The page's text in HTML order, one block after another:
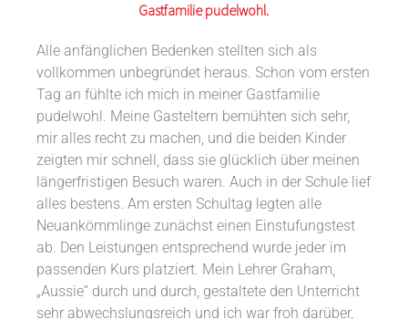
Gastfamilie pudelwohl.
Alle anfänglichen Bedenken stellten sich als
vollkommen unbegründet heraus. Schon vom ersten
Tag an fühlte ich mich in meiner Gastfamilie
pudelwohl. Meine Gasteltern bemühten sich sehr,
mir alles recht zu machen, und die beiden Kinder
zeigten mir schnell, dass sie glücklich über meinen
längerfristigen Besuch waren. Auch in der Schule lief
alles bestens. Am ersten Schultag legten alle
Neuankömmlinge zunächst einen Einstufungstest
ab. Den Leistungen entsprechend wurde jeder im
passenden Kurs platziert. Mein Lehrer Graham,
„Aussie“ durch und durch, gestaltete den Unterricht
sehr abwechslungsreich und ich war froh darüber,